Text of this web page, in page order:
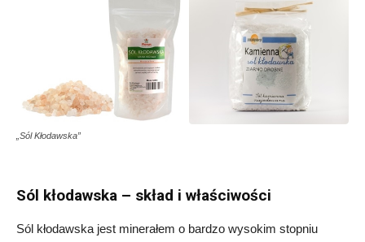
„Sól Kłodawska”
Sól kłodawska – skład i właściwości
Sól kłodawska jest minerałem o bardzo wysokim stopniu